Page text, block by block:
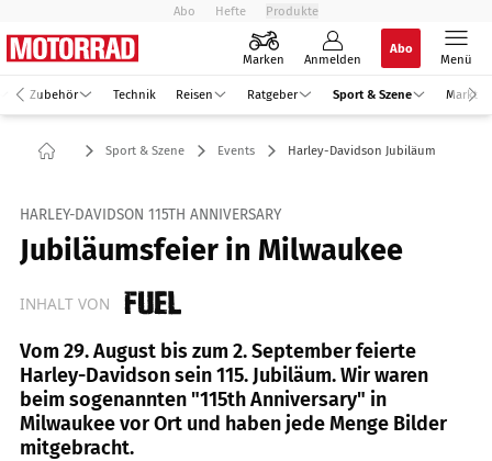
Abo Hefte Produkte
Marken Anmelden
Abo
Menü
Zubehör Technik Reisen Ratgeber Sport & Szene Markt
Sport & Szene Events Harley-Davidson Jubiläum
HARLEY-DAVIDSON 115TH ANNIVERSARY
Jubiläumsfeier in Milwaukee
INHALT VON
Vom 29. August bis zum 2. September feierte
Harley-Davidson sein 115. Jubiläum. Wir waren
beim sogenannten "115th Anniversary" in
Milwaukee vor Ort und haben jede Menge Bilder
mitgebracht.